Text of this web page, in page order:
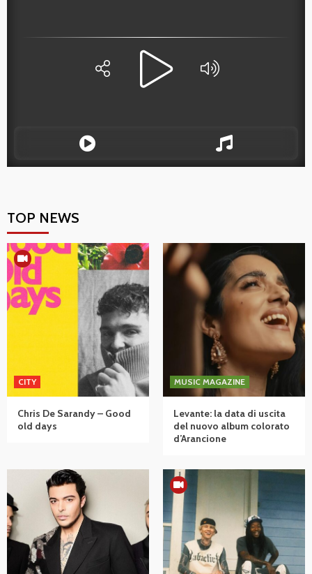
TOP NEWS
CITY
Chris De Sarandy – Good
old days
MUSIC MAGAZINE
Levante: la data di uscita
del nuovo album colorato
d’Arancione